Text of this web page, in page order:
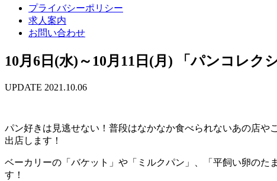
プライバシーポリシー
求人案内
お問い合わせ
10月6日(水)～10月11日(月) 「パンコレク
UPDATE 2021.10.06
パン好きは見逃せない！普段はなかなか食べられないあの店
出店します！
ベーカリーの「バケット」や「ミルクパン」、「平飼い卵の
す！